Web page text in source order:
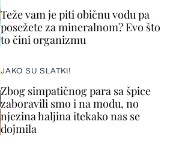
Teže vam je piti običnu vodu pa
posežete za mineralnom? Evo što
to čini organizmu
JAKO SU SLATKI!
Zbog simpatičnog para sa špice
zaboravili smo i na modu, no
njezina haljina itekako nas se
dojmila